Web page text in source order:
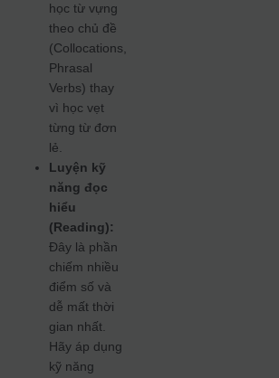
học từ vựng
theo chủ đề
(Collocations,
Phrasal
Verbs) thay
vì học vẹt
từng từ đơn
lẻ.
Luyện kỹ
năng đọc
hiểu
(Reading):
Đây là phần
chiếm nhiều
điểm số và
dễ mất thời
gian nhất.
Hãy áp dụng
kỹ năng